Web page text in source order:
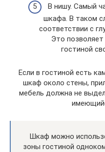
В нишу. Самый
шкафа. В таком
соответствии с
Это
гостиной
Если в гостиной есть
шкаф около стены,
мебель должна не
Шкаф можно
зоны гостиной